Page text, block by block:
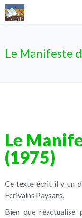
Le Manifeste
Le
(1975)
Ce texte écrit il y un
Ecrivains Paysans.
Bien que